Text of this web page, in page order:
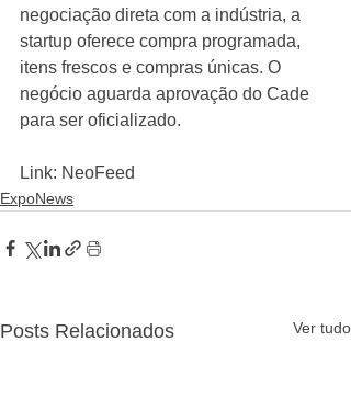
negociação direta com a indústria, a
startup oferece compra programada,
itens frescos e compras únicas. O
negócio aguarda aprovação do Cade
para ser oficializado.
Link: NeoFeed
ExpoNews
Posts Relacionados Ver tudo